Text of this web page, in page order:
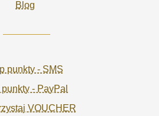
Blog
punkty - SMS
punkty - PayPal
VOUCHER